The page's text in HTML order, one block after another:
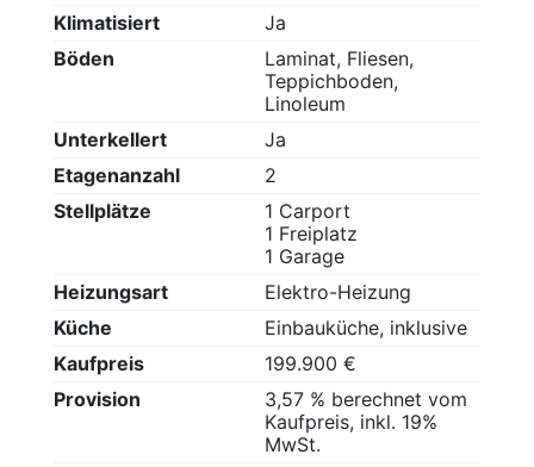
Klimatisiert
Ja
Böden
Laminat, Fliesen,
Teppichboden,
Linoleum
Unterkellert
Ja
Etagenanzahl
2
Stellplätze
1 Carport
1 Freiplatz
1 Garage
Heizungsart
Elektro-Heizung
Küche
Einbauküche, inklusive
Kaufpreis
199.900 €
Provision
3,57 % berechnet vom
Kaufpreis, inkl. 19%
MwSt.